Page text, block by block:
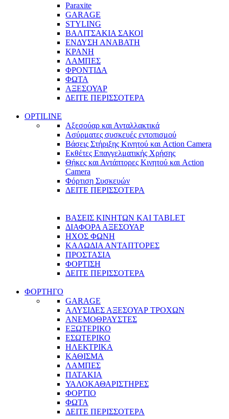
Paraxite
GARAGE
STYLING
ΒΑΛΙΤΣΑΚΙΑ ΣΑΚΟΙ
ΕΝΔΥΣΗ ΑΝΑΒΑΤΗ
ΚΡΑΝΗ
ΛΑΜΠΕΣ
ΦΡΟΝΤΙΔΑ
ΦΩΤΑ
ΑΞΕΣΟΥΑΡ
ΔΕΙΤΕ ΠΕΡΙΣΣΟΤΕΡΑ
OPTILINE
Αξεσούαρ και Ανταλλακτικά
Ασύρματες συσκευές εντοπισμού
Βάσεις Στήριξης Κινητού και Action Camera
Εκθέτες Επαγγελματικής Χρήσης
Θήκες και Αντάπτορες Κινητού και Action
Camera
Φόρτιση Συσκευών
ΔΕΙΤΕ ΠΕΡΙΣΣΟΤΕΡΑ
ΒΑΣΕΙΣ ΚΙΝΗΤΩΝ ΚΑΙ TABLET
ΔΙΑΦΟΡΑ ΑΞΕΣΟΥΑΡ
ΗΧΟΣ ΦΩΝΗ
ΚΑΛΩΔΙΑ ΑΝΤΑΠΤΟΡΕΣ
ΠΡΟΣΤΑΣΙΑ
ΦΟΡΤΙΣΗ
ΔΕΙΤΕ ΠΕΡΙΣΣΟΤΕΡΑ
ΦΟΡΤΗΓΟ
GARAGE
ΑΛΥΣΙΔΕΣ ΑΞΕΣΟΥΑΡ ΤΡΟΧΩΝ
ΑΝΕΜΟΘΡΑΥΣΤΕΣ
ΕΞΩΤΕΡΙΚΟ
ΕΣΩΤΕΡΙΚΟ
ΗΛΕΚΤΡΙΚΑ
ΚΑΘΙΣΜΑ
ΛΑΜΠΕΣ
ΠΑΤΑΚΙΑ
ΥΑΛΟΚΑΘΑΡΙΣΤΗΡΕΣ
ΦΟΡΤΙΟ
ΦΩΤΑ
ΔΕΙΤΕ ΠΕΡΙΣΣΟΤΕΡΑ